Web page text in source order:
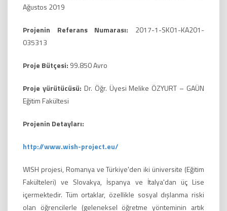
Ağustos 2019
Projenin Referans Numarası: 2017-1-SK01-KA201-
035313
Proje Bütçesi: 99.850 Avro
Proje yürütücüsü: Dr. Öğr. Üyesi Melike ÖZYURT – GAÜN
Eğitim Fakültesi
Projenin Detayları:
http://www.wish-project.eu/
WISH projesi, Romanya ve Türkiye'den iki üniversite (Eğitim
Fakülteleri) ve Slovakya, İspanya ve İtalya'dan üç Lise
içermektedir. Tüm ortaklar, özellikle sosyal dışlanma riski
olan öğrencilerle (geleneksel öğretme yönteminin artık